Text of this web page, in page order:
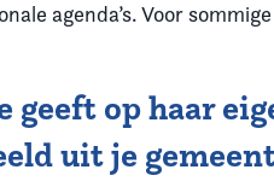
agenda’s. Voor
geeft op haar
uit je